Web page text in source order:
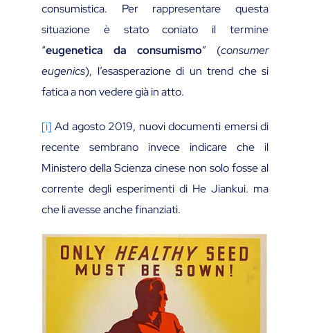
consumistica. Per rappresentare questa
situazione è stato coniato il termine
“eugenetica da consumismo” (consumer
eugenics), l’esasperazione di un trend che si
fatica a non vedere già in atto.
[i] Ad agosto 2019, nuovi documenti emersi di
recente sembrano invece indicare che il
Ministero della Scienza cinese non solo fosse al
corrente degli esperimenti di He Jiankui. ma
che li avesse anche finanziati.